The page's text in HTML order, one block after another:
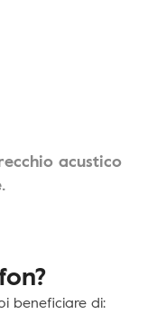
acustico
beneficiare di: